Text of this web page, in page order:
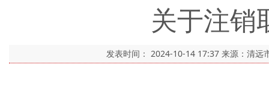
关于注销
发表时间： 2024-10-14 17:37 来源：清